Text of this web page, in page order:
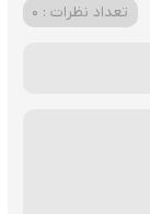
تعداد نظرات : 0